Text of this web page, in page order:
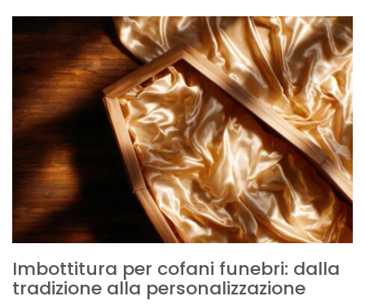
Imbottitura per cofani funebri: dalla
tradizione alla personalizzazione